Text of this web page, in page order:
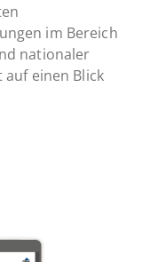
im Bereich
nationaler
auf einen Blick